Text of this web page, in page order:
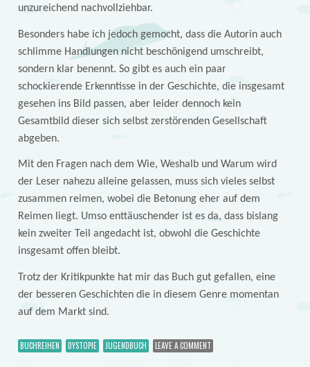
unzureichend nachvollziehbar.
Besonders habe ich jedoch gemocht, dass die Autorin auch
schlimme Handlungen nicht beschönigend umschreibt,
sondern klar benennt. So gibt es auch ein paar
schockierende Erkenntisse in der Geschichte, die insgesamt
gesehen ins Bild passen, aber leider dennoch kein
Gesamtbild dieser sich selbst zerstörenden Gesellschaft
abgeben.
Mit den Fragen nach dem Wie, Weshalb und Warum wird
der Leser nahezu alleine gelassen, muss sich vieles selbst
zusammen reimen, wobei die Betonung eher auf dem
Reimen liegt. Umso enttäuschender ist es da, dass bislang
kein zweiter Teil angedacht ist, obwohl die Geschichte
insgesamt offen bleibt.
Trotz der Kritikpunkte hat mir das Buch gut gefallen, eine
der besseren Geschichten die in diesem Genre momentan
auf dem Markt sind.
BUCHREIHEN DYSTOPIE JUGENDBUCH LEAVE A COMMENT